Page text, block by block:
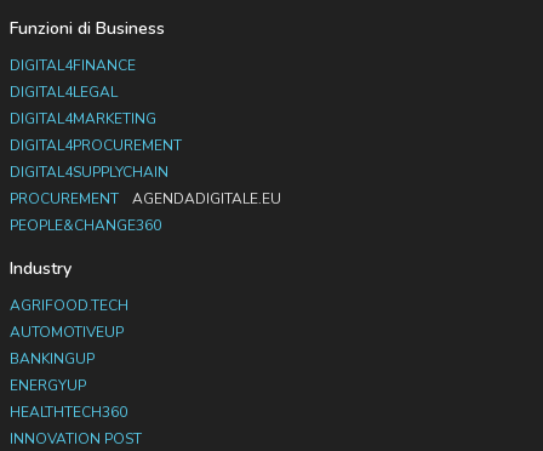
Funzioni di Business
DIGITAL4FINANCE
DIGITAL4LEGAL
DIGITAL4MARKETING
DIGITAL4PROCUREMENT
DIGITAL4SUPPLYCHAIN
PROCUREMENT
AGENDADIGITALE.EU
PEOPLE&CHANGE360
Industry
AGRIFOOD.TECH
AUTOMOTIVEUP
BANKINGUP
ENERGYUP
HEALTHTECH360
INNOVATION POST